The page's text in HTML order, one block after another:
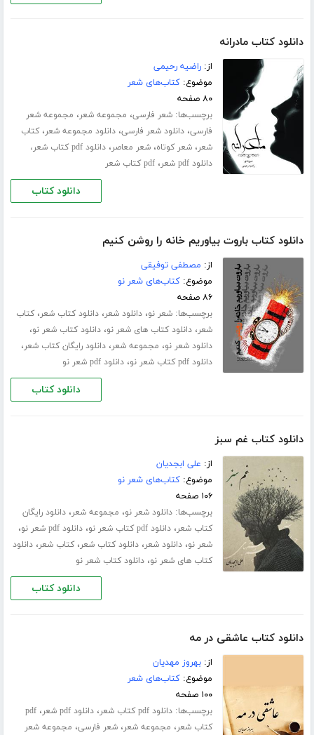
دانلود کتاب مادرانه
از:راضیه رحیمی
موضوع:کتاب‌های شعر
۸۰ صفحه
برچسب‌ها:شعر فارسی، مجموعه شعر، مجموعه شعر
فارسی،دانلود شعر فارسی،دانلود مجموعه شعر،کتاب
شعر،شعر کوتاه،شعر معاصر،
دانلود pdf کتاب شعر،
دانلود pdf شعر
،pdf کتاب شعر
دانلود کتاب
دانلود کتاب باروت بیاوریم خانه را روشن کنیم
از: مصطفی توفیقی
موضوع:کتاب‌های شعر نو
۸۶ صفحه
برچسب‌ها:شعر نو،دانلود شعر،دانلود کتاب شعر،کتاب
شعر،دانلود کتاب های شعر نو،دانلود کتاب شعر نو،
دانلود شعر نو، مجموعه شعر،دانلود رایگان کتاب شعر،
دانلود pdf کتاب شعر نو ،دانلود pdf شعر نو
دانلود کتاب
دانلود کتاب غم سبز
از: علی ابجدیان
موضوع:کتاب‌های شعر نو
۱۰۶ صفحه
برچسب‌ها:دانلود شعر نو، مجموعه شعر،دانلود رایگان
کتاب شعر،دانلود pdf کتاب شعر نو ،دانلود pdf شعر نو ،
شعر نو،دانلود شعر،دانلود کتاب شعر،کتاب شعر،دانلود
کتاب های شعر نو،دانلود کتاب شعر نو
دانلود کتاب
دانلود کتاب عاشقی در مه
از:بهروز مهدیان
موضوع:کتاب‌های شعر
۱۰۰ صفحه
برچسب‌ها:دانلود pdf کتاب شعر ،دانلود pdf شعر ،pdf
کتاب شعر، مجموعه شعر،شعر فارسی، مجموعه شعر